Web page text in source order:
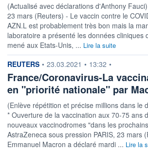
(Actualisé avec déclarations d'Anthony
23 mars (Reuters) - Le vaccin contre le
AZN.L est probablement très bon mais la
laboratoire a présenté les données cliniques
mené aux Etats-Unis, ... Lire la suite
information fournie par
REUTERS • 23.03.2021 • 13:32 •
France/Coronavirus-La
en "priorité nationale" par
(Enlève répétition et précise millions dans le
* Ouverture de la vaccination aux 70-75 ans
nouveaux vaccinodromes "dans les
AstraZeneca sous pression PARIS, 23 mars
Emmanuel Macron a déclaré mardi ... Lire la